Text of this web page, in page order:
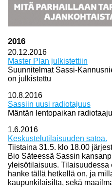
2016
20.12.2016
Master Plan julkistettiin
Suunnitelmat Sassi-
on julkistettu
10.8.2016
Sassiin uusi radiotajuus
Mäntän lentopaikan
1.6.2016
Keskustelutilaisuuden satoa.
Tiistaina 31.5. klo 18.00
Bio Säteessä Sassin
yleisötilaisuus. Tilaisuudessa
hanke tällä hetkellä on, ja
kaupunkilaisilta, sekä